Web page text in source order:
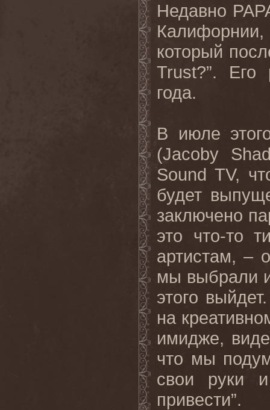
Недавно
который
Trust?”. Его
года.
В июле
(Jacoby
Sound TV,
будет
заключено
это что-то
артистам, –
мы выбрали
этого
на
имидже,
что мы
свои руки
привести”.